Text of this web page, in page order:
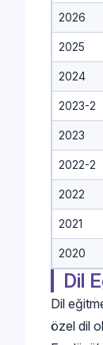
2026
2025
2024
2023-2
2023
2022-2
2022
2021
2020
Dil
Dil
özel dil